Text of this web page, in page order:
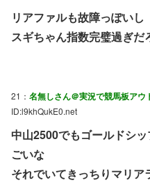
リアファルも故障っぽいし
スギちゃん指数完璧過ぎだ
21： 名無しさん＠実況で競馬板アウ
ID:l9khQukE0.net
中山2500でもゴールドシ
ごいな
それでいてきっちりマリ